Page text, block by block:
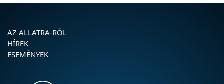
AZ ALLATRA-RÓL
HÍREK
ESEMÉNYEK